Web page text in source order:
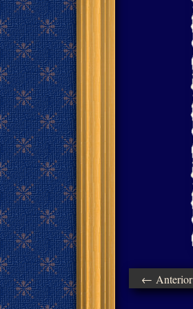
← Anterior